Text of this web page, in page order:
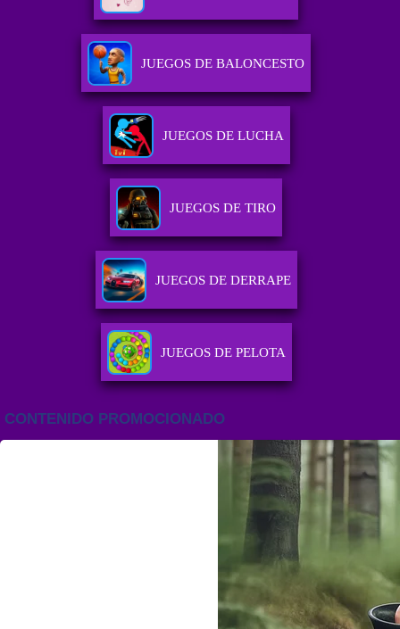
JUEGOS DE BALONCESTO
JUEGOS DE LUCHA
JUEGOS DE TIRO
JUEGOS DE DERRAPE
JUEGOS DE PELOTA